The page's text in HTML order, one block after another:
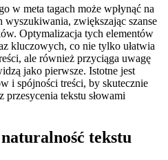
w meta tagach może wpłynąć na
zwiększając szanse
Optymalizacja tych elementów
kluczowych, co nie tylko ułatwia
ale również przyciąga uwagę
jako pierwsze. Istotne jest
i spójności treści, by skutecznie
przesycenia tekstu słowami
tekstu